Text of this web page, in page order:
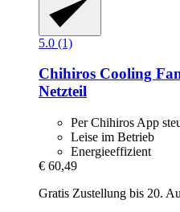
5.0 (1)
Chihiros Cooling
Netzteil
Per Chihiros App
Leise im Betrieb
Energieeffizient
€ 60,49
Gratis Zustellung bis 20.